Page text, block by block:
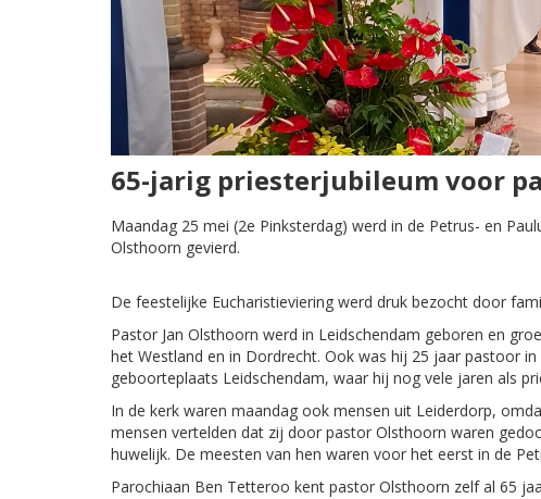
65-jarig priesterjubileum voor
Maandag 25 mei (2e Pinksterdag) werd in de Petrus- en
Olsthoorn gevierd.
De feestelijke Eucharistieviering werd druk bezocht door
Pastor Jan Olsthoorn werd in Leidschendam geboren en
het Westland en in Dordrecht. Ook was hij 25 jaar pastoor
geboorteplaats Leidschendam, waar hij nog vele jaren als
In de kerk waren maandag ook mensen uit Leiderdorp,
mensen vertelden dat zij door pastor Olsthoorn waren
huwelijk. De meesten van hen waren voor het eerst in de
Parochiaan Ben Tetteroo kent pastor Olsthoorn zelf al 65